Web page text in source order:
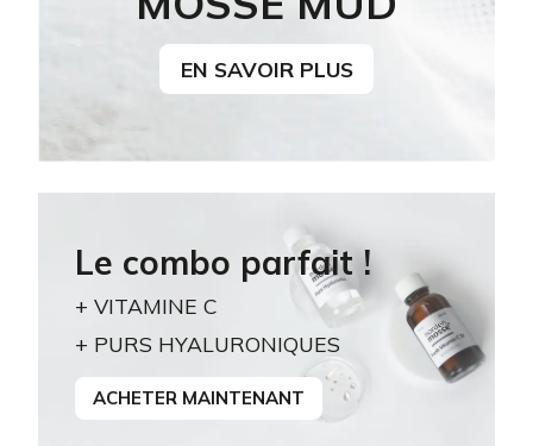
EN SAVOIR PLUS
Le combo parfait !
+ VITAMINE C
+ PURS HYALURONIQUES
ACHETER MAINTENANT